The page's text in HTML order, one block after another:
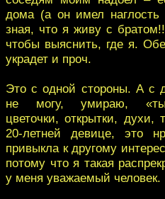
дома (а он имел наглость
зная, что я живу с
чтобы выяснить, где я.
украдет и проч.
Это с одной стороны. А с
не могу, умираю,
цветочки, открытки, духи,
20-летней девице, это
привыкла к другому
потому что я такая
у меня уважаемый человек.